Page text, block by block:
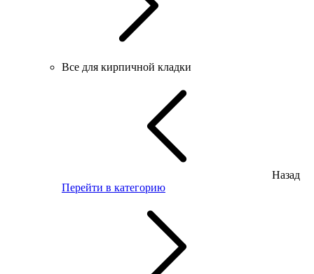
Все для кирпичной кладки
Назад
Перейти в категорию